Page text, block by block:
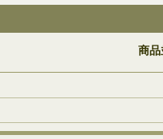
商品